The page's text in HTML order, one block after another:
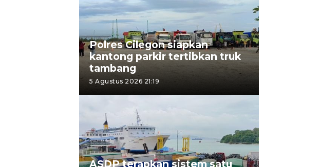
Polres Cilegon siapkan
kantong parkir tertibkan truk
tambang
5 Agustus 2026 21:19
ASDP terapkan sistem satu